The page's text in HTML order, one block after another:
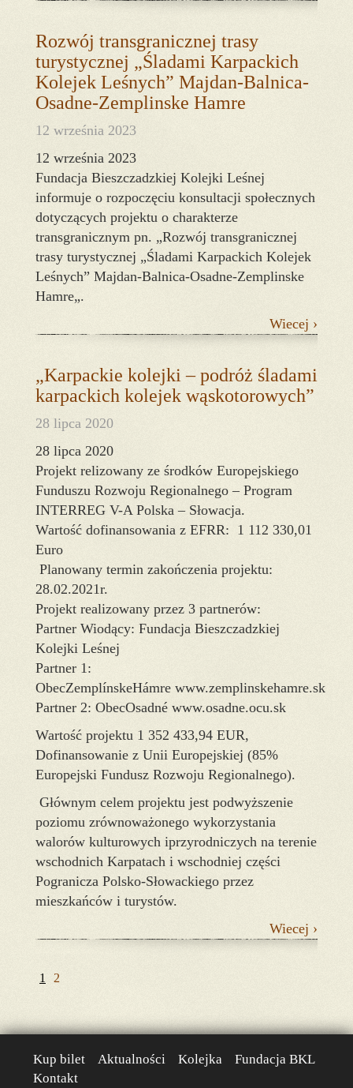
Rozwój transgranicznej trasy
turystycznej „Śladami Karpackich
Kolejek Leśnych” Majdan-Balnica-
Osadne-Zemplinske Hamre
12 września 2023
12 września 2023
Fundacja Bieszczadzkiej Kolejki Leśnej
informuje o rozpoczęciu konsultacji społecznych
dotyczących projektu o charakterze
transgranicznym pn. „Rozwój transgranicznej
trasy turystycznej „Śladami Karpackich Kolejek
Leśnych” Majdan-Balnica-Osadne-Zemplinske
Hamre„.
Wiecej ›
„Karpackie kolejki – podróż śladami
karpackich kolejek wąskotorowych”
28 lipca 2020
28 lipca 2020
Projekt relizowany ze środków Europejskiego
Funduszu Rozwoju Regionalnego – Program
INTERREG V-A Polska – Słowacja.
Wartość dofinansowania z EFRR: 1 112 330,01
Euro
Planowany termin zakończenia projektu:
28.02.2021r.
Projekt realizowany przez 3 partnerów:
Partner Wiodący: Fundacja Bieszczadzkiej
Kolejki Leśnej
Partner 1:
ObecZemplínskeHámre www.zemplinskehamre.sk
Partner 2: ObecOsadné www.osadne.ocu.sk
Wartość projektu 1 352 433,94 EUR,
Dofinansowanie z Unii Europejskiej (85%
Europejski Fundusz Rozwoju Regionalnego).
Głównym celem projektu jest podwyższenie
poziomu zrównoważonego wykorzystania
walorów kulturowych iprzyrodniczych na terenie
wschodnich Karpatach i wschodniej części
Pogranicza Polsko-Słowackiego przez
mieszkańców i turystów.
Wiecej ›
1 2
Kup bilet Aktualności Kolejka
Fundacja BKL
Kontakt